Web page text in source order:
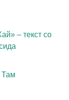
– текст со
Там